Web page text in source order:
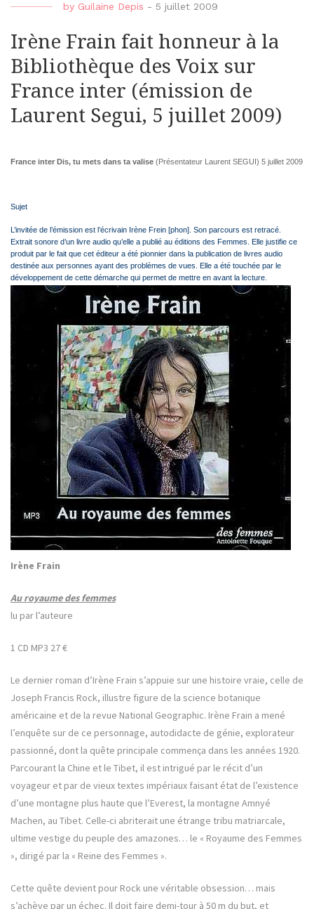
by Guilaine Depis - 5 juillet 2009
Irène Frain fait honneur à la
Bibliothèque des Voix sur
France inter (émission de
Laurent Segui, 5 juillet 2009)
France inter Dis, tu mets dans ta valise (Présentateur Laurent SEGUI) 5 juillet 2009
Sujet
L’invitée de l’émission est l’écrivain Irène Frein [phon]. Son parcours est retracé.
Extrait sonore d’un livre audio qu’elle a publié au éditions des Femmes. Elle justifie ce
produit par le fait que cet éditeur a été pionnier dans la publication de livres audio
destinée aux personnes ayant des problèmes de vues. Elle a été touchée par le
développement de cette démarche qui permet de mettre en avant la lecture.
Irène Frain
Au royaume des femmes
lu par l’auteure
1 CD MP3 27 €
Le dernier roman d’Irène Frain s’appuie sur une histoire vraie, celle de
Joseph Francis Rock, illustre figure de la science botanique
américaine et de la revue National Geographic. Irène Frain a mené
l’enquête sur de ce personnage, autodidacte de génie, explorateur
passionné, dont la quête principale commença dans les années 1920.
Parcourant la Chine et le Tibet, il est intrigué par le récit d’un
voyageur et par de vieux textes impériaux faisant état de l’existence
d’une montagne plus haute que l’Everest, la montagne Amnyé
Machen, au Tibet. Celle-ci abriterait une étrange tribu matriarcale,
ultime vestige du peuple des amazones… le « Royaume des Femmes
», dirigé par la « Reine des Femmes ».
Cette quête devient pour Rock une véritable obsession… mais
s’achève par un échec. Il doit faire demi-tour à 50 m du but, et